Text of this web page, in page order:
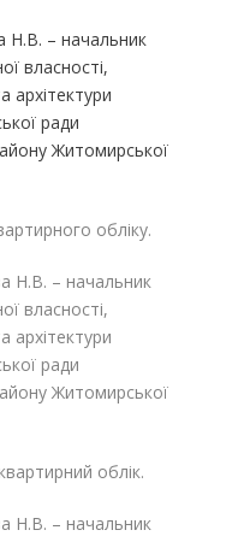
Н.В. – начальник
власності,
архітектури
ради
Житомирської
обліку.
Н.В. – начальник
власності,
архітектури
ради
Житомирської
облік.
Н.В. – начальник